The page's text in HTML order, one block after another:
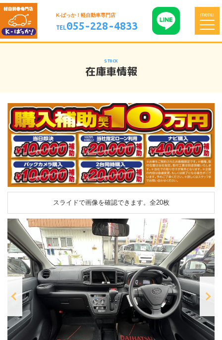
K-ばっか！軽自動車専門店
TEL055-228-4833
menu
STOCK
在庫車情報
スライドで画像を確認できます。 全20枚